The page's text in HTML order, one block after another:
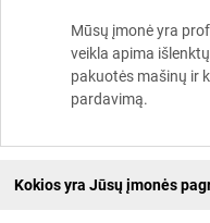
Mūsų įmonė yra
veikla apima
pakuotės mašinų ir
pardavimą.
Kokios yra Jūsų įmonės